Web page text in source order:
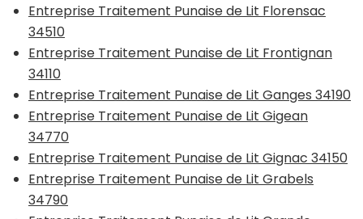
Entreprise Traitement Punaise de Lit Florensac
34510
Entreprise Traitement Punaise de Lit Frontignan
34110
Entreprise Traitement Punaise de Lit Ganges 34190
Entreprise Traitement Punaise de Lit Gigean
34770
Entreprise Traitement Punaise de Lit Gignac 34150
Entreprise Traitement Punaise de Lit Grabels
34790